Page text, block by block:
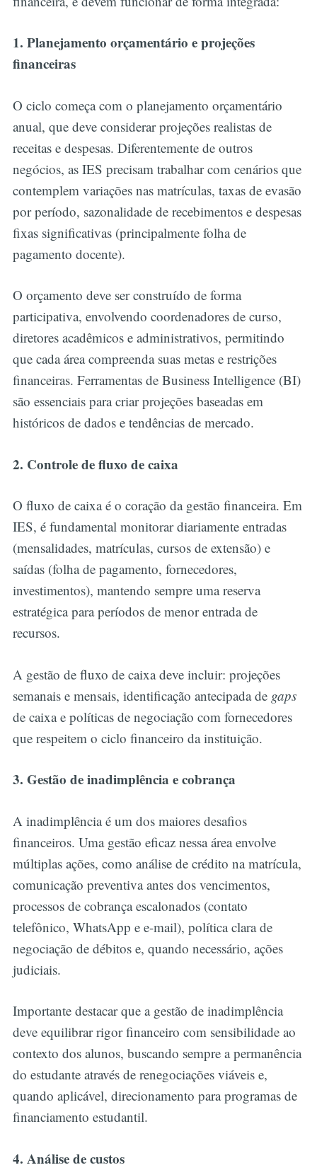
1. Planejamento orçamentário e projeções
financeiras
O ciclo começa com o planejamento orçamentário
anual, que deve considerar projeções realistas de
receitas e despesas. Diferentemente de outros
negócios, as IES precisam trabalhar com cenários que
contemplem variações nas matrículas, taxas de evasão
por período, sazonalidade de recebimentos e despesas
fixas significativas (principalmente folha de
pagamento docente).
O orçamento deve ser construído de forma
participativa, envolvendo coordenadores de curso,
diretores acadêmicos e administrativos, permitindo
que cada área compreenda suas metas e restrições
financeiras. Ferramentas de Business Intelligence (BI)
são essenciais para criar projeções baseadas em
históricos de dados e tendências de mercado.
2. Controle de fluxo de caixa
O fluxo de caixa é o coração da gestão financeira. Em
IES, é fundamental monitorar diariamente entradas
(mensalidades, matrículas, cursos de extensão) e
saídas (folha de pagamento, fornecedores,
investimentos), mantendo sempre uma reserva
estratégica para períodos de menor entrada de
recursos.
A gestão de fluxo de caixa deve incluir: projeções
semanais e mensais, identificação antecipada de gaps
de caixa e políticas de negociação com fornecedores
que respeitem o ciclo financeiro da instituição.
3. Gestão de inadimplência e cobrança
A inadimplência é um dos maiores desafios
financeiros. Uma gestão eficaz nessa área envolve
múltiplas ações, como análise de crédito na matrícula,
comunicação preventiva antes dos vencimentos,
processos de cobrança escalonados (contato
telefônico, WhatsApp e e-mail), política clara de
negociação de débitos e, quando necessário, ações
judiciais.
Importante destacar que a gestão de inadimplência
deve equilibrar rigor financeiro com sensibilidade ao
contexto dos alunos, buscando sempre a permanência
do estudante através de renegociações viáveis e,
quando aplicável, direcionamento para programas de
financiamento estudantil.
4. Análise de custos